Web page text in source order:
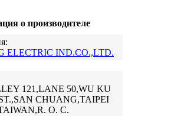
о производителе
ELECTRIC IND.CO.,LTD.
121,LANE 50,WU KU
CHUANG,TAIPEI
O. C.